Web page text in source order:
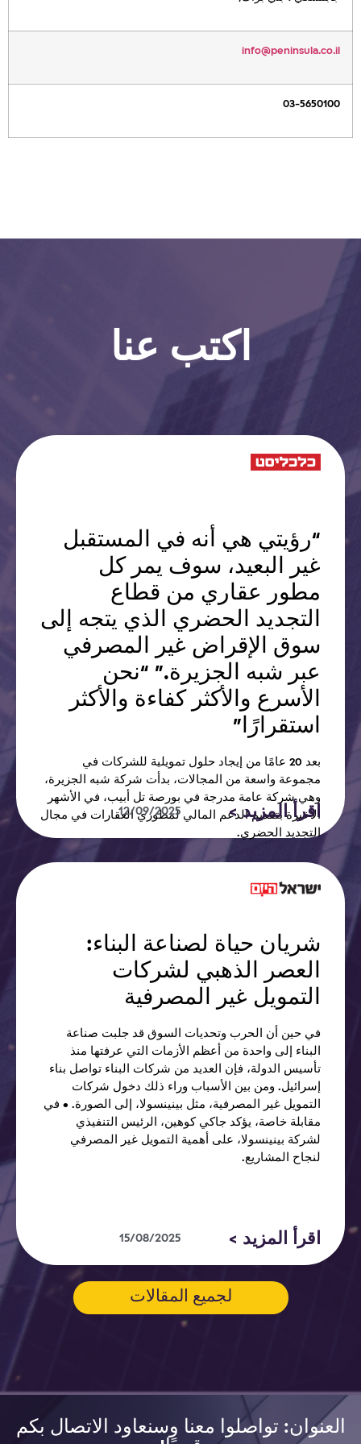
info@peninsula.co.il
03-5650100
اكتب عنا
“رؤيتي هي أنه في المستقبل
غير البعيد، سوف يمر كل
مطور عقاري من قطاع
التجديد الحضري الذي يتجه إلى
سوق الإقراض غير المصرفي
عبر شبه الجزيرة.” “نحن
الأسرع والأكثر كفاءة والأكثر
استقرارًا”
بعد 20 عامًا من إيجاد حلول تمويلية للشركات في
مجموعة واسعة من المجالات، بدأت شركة شبه الجزيرة،
وهي شركة عامة مدرجة في بورصة تل أبيب، في الأشهر
الأخيرة بتقديم الدعم المالي لمطوري العقارات في مجال
التجديد الحضري.
اقرأ المزيد > 12/09/2025
شريان حياة لصناعة البناء:
العصر الذهبي لشركات
التمويل غير المصرفية
في حين أن الحرب وتحديات السوق قد جلبت صناعة
البناء إلى واحدة من أعظم الأزمات التي عرفتها منذ
تأسيس الدولة، فإن العديد من شركات البناء تواصل بناء
إسرائيل. ومن بين الأسباب وراء ذلك دخول شركات
التمويل غير المصرفية، مثل بينينسولا، إلى الصورة. • في
مقابلة خاصة، يؤكد جاكي كوهين، الرئيس التنفيذي
لشركة بينينسولا، على أهمية التمويل غير المصرفي
لنجاح المشاريع.
اقرأ المزيد > 15/08/2025
لجميع المقالات
العنوان: تواصلوا معنا وسنعاود الاتصال بكم